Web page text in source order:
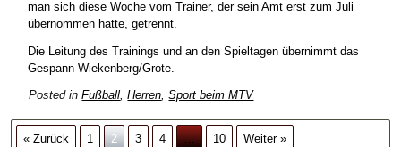
man sich diese Woche vom Trainer, der sein Amt erst zum Juli
übernommen hatte, getrennt.
Die Leitung des Trainings und an den Spieltagen übernimmt das
Gespann Wiekenberg/Grote.
Posted in Fußball,Herren,Sport beim MTV
« Zurück 1 2 3 4 … 10 Weiter »